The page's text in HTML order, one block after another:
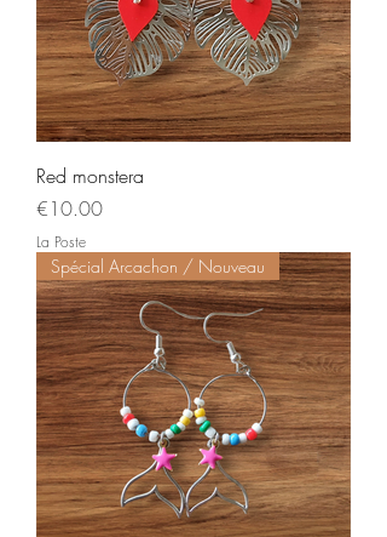
Red monstera
Price
€10.00
La Poste
Spécial Arcachon / Nouveau